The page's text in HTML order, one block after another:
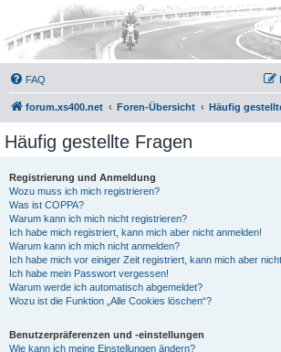
FAQ
forum.xs400.net Foren-Übersicht Häufig
Häufig gestellte Fragen
Registrierung und Anmeldung
Wozu muss ich mich registrieren?
Was ist COPPA?
Warum kann ich mich nicht registrieren?
Ich habe mich registriert, kann mich aber nicht anmelden!
Warum kann ich mich nicht anmelden?
Ich habe mich vor einiger Zeit registriert, kann mich aber
Ich habe mein Passwort vergessen!
Warum werde ich automatisch abgemeldet?
Wozu ist die Funktion „Alle Cookies löschen“?
Benutzerpräferenzen und -einstellungen
Wie kann ich meine Einstellungen ändern?